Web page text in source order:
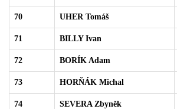
70 UHER Tomáš
71 BILLY Ivan
72 BORÍK Adam
73 HORŇÁK Michal
74 SEVERA Zbyněk